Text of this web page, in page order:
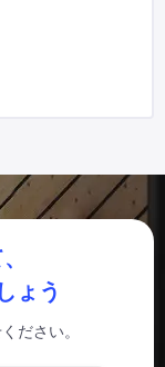
ょう
ださい。